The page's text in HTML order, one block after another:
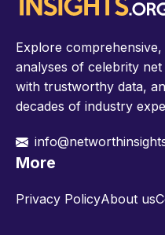
Explore
analyses of celebrity
with trustworthy data,
decades of industry
More
Privacy PolicyAbout us